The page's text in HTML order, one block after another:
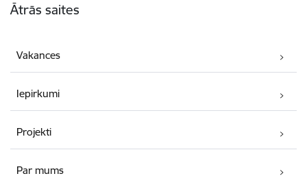
Ātrās saites
Vakances
Iepirkumi
Projekti
Par mums